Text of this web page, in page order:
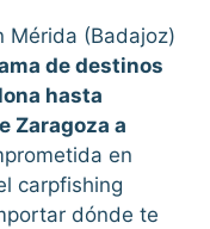
Mérida (Badajoz)
de destinos
hasta
Zaragoza a
en
carpfishing
dónde te